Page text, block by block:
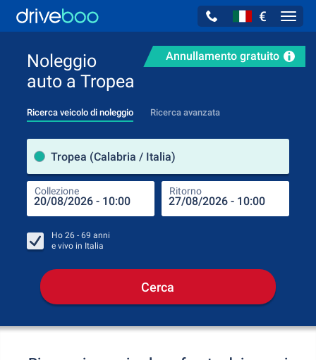
€
Annullamento gratuito
Noleggio
auto a Tropea
Ricerca veicolo di noleggio Ricerca avanzata
Tropea (Calabria / Italia)
Collezione Ritorno
Ho 26 - 69 anni
e vivo in Italia
Cerca